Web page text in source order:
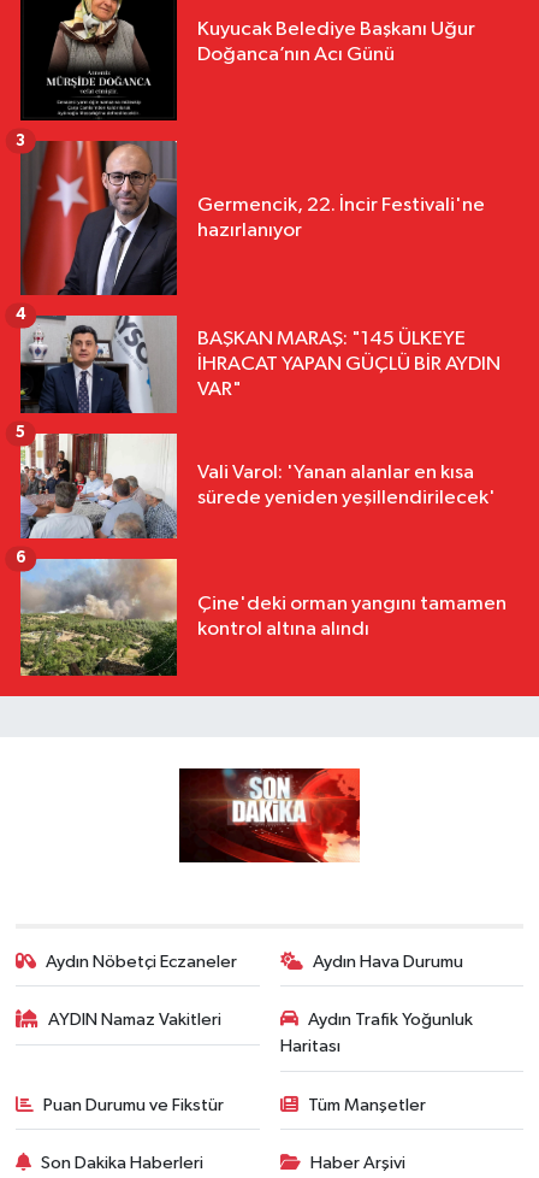
Kuyucak Belediye Başkanı Uğur
Doğanca’nın Acı Günü
Germencik, 22. İncir Festivali'ne
hazırlanıyor
3
BAŞKAN MARAŞ: "145 ÜLKEYE
İHRACAT YAPAN GÜÇLÜ BİR AYDIN
VAR"
4
Vali Varol: 'Yanan alanlar en kısa
sürede yeniden yeşillendirilecek'
5
Çine'deki orman yangını tamamen
kontrol altına alındı
6
Aydın Nöbetçi Eczaneler Aydın Hava Durumu
AYDIN Namaz Vakitleri
Aydın Trafik Yoğunluk
Haritası
Puan Durumu ve Fikstür Tüm Manşetler
Son Dakika Haberleri Haber Arşivi